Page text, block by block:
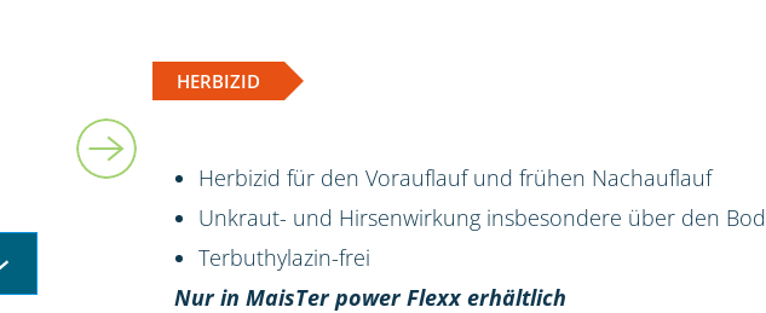
HERBIZID
Herbizid für den Vorauflauf und frühen Nachauflauf
Unkraut- und Hirsenwirkung insbesondere über den
Terbuthylazin-frei
Nur in MaisTer power Flexx erhältlich